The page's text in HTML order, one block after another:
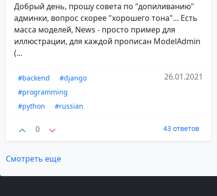
Добрый день, прошу совета по "допиливанию"
админки, вопрос скорее "хорошего тона"... Есть
масса моделей, News - просто пример для
иллюстрации, для каждой прописан ModelAdmin
(...
#backend
#django
#programming
#python
#russian
26.01.2021
0 43 ответов
Смотреть еще